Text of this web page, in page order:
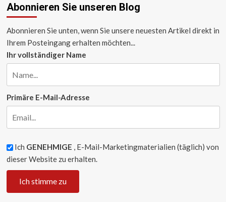
Abonnieren Sie unseren Blog
Abonnieren Sie unten, wenn Sie unsere neuesten Artikel direkt in
Ihrem Posteingang erhalten möchten...
Ihr vollständiger Name
Primäre E-Mail-Adresse
Ich GENEHMIGE , E-Mail-Marketingmaterialien (täglich) von
dieser Website zu erhalten.